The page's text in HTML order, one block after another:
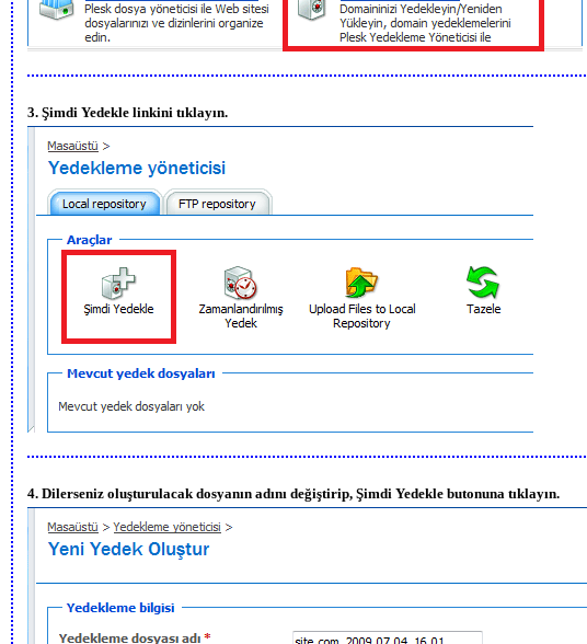
3. Şimdi Yedekle linkini tıklayın.
4. Dilerseniz oluşturulacak dosyanın adını değiştirip, Şimdi Yedekle butonuna tıklayın.